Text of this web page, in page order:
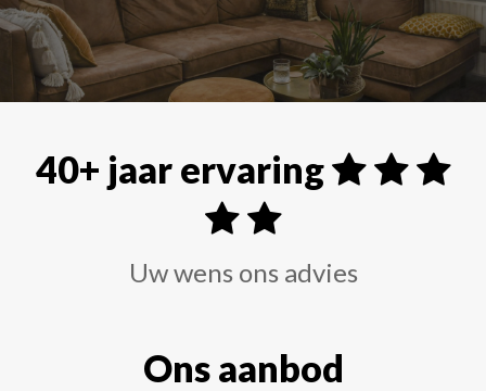
40+ jaar ervaring
Uw wens ons advies
Ons aanbod